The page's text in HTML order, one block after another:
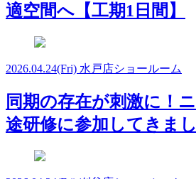
適空間へ【工期1日間】
2026.04.24(Fri) 水戸店ショールーム
同期の存在が刺激に！
途研修に参加してきま